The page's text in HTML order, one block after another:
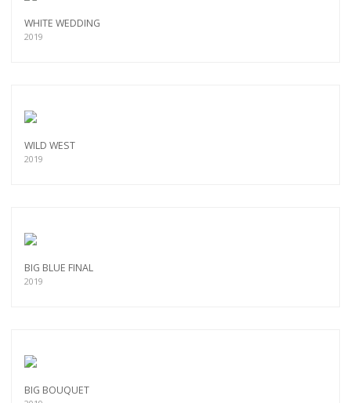
WHITE WEDDING
2019
WILD WEST
2019
BIG BLUE FINAL
2019
BIG BOUQUET